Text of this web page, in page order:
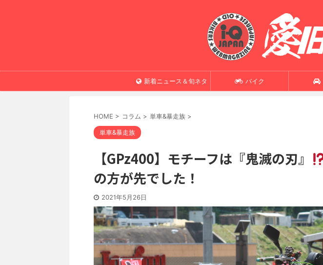
新着ニュース＆旬ネタ バイク
HOME > コラム > 単車&暴走族 >
単車&暴走族
【GPz400】モチーフは『鬼滅の刃』
の方が先でした！
2021年5月26日